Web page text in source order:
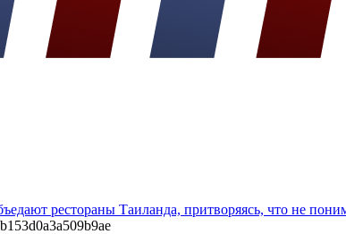
рестораны Таиланда, притворяясь, что не